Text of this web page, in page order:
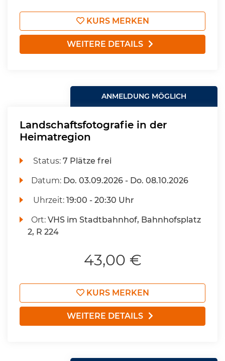
KURS MERKEN
WEITERE DETAILS
ANMELDUNG MÖGLICH
Landschaftsfotografie in der
Heimatregion
Status:7 Plätze frei
Datum: Do. 03.09.2026 - Do. 08.10.2026
Uhrzeit:19:00 - 20:30 Uhr
Ort:VHS im Stadtbahnhof, Bahnhofsplatz
2, R 224
43,00 €
KURS MERKEN
WEITERE DETAILS